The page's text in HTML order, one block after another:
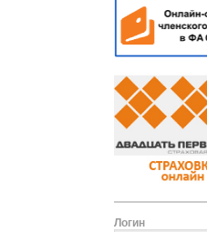
Логин